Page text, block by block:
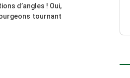
d’angles ! Oui,
tournant